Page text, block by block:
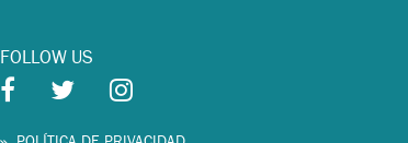
FOLLOW US